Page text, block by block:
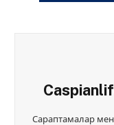
Сараптамалар